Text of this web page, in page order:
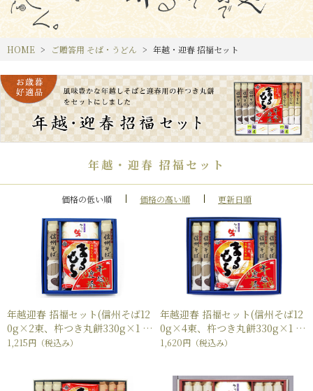
HOME ご贈答用 そば・うどん 年越・迎春 招福セット
年越・迎春 招福セット
価格の低い順 価格の高い順 更新日順
年越迎春 招福セット(信州そば12
0g×2束、杵つき丸餅330g×1
袋、麺つゆ30ml×2本)
1,215円 （税込み）
年越迎春 招福セット(信州そば12
0g×4束、杵つき丸餅330g×1
袋、麺つゆ30ml×2本)
1,620円 （税込み）